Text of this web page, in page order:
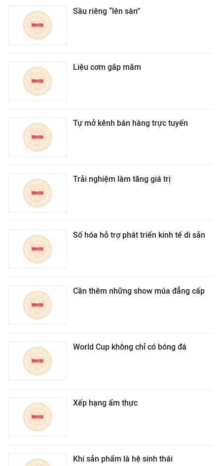
Sầu riêng “lên sàn”
Liệu cơm gắp mắm
Tự mở kênh bán hàng trực tuyến
Trải nghiệm làm tăng giá trị
Số hóa hỗ trợ phát triển kinh tế di sản
Cần thêm những show múa đẳng cấp
World Cup không chỉ có bóng đá
Xếp hạng ẩm thực
Khi sản phẩm là hệ sinh thái